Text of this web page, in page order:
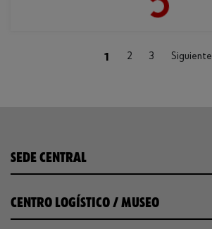
Loading...
1 (current)
2 3 Siguiente
SEDE CENTRAL
CENTRO LOGÍSTICO / MUSEO